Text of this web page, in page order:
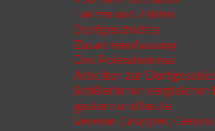
Fakten und Zahlen
Dorfgeschichte
Zusammenfassung
Das Polendenkmal
Arbeiten zur
SchülerInnen vergleichen
gestern und heute
Vereine, Gruppen,